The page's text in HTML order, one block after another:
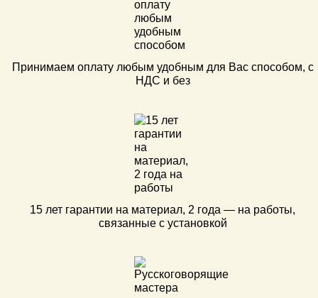
Принимаем оплату любым удобным для Вас способом, с
НДС и без
15 лет гарантии на материал, 2 года — на работы,
связанные с установкой